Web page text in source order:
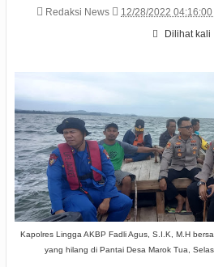
Redaksi News 12/28/2022 04:16:00
Dilihat kali
Kapolres Lingga AKBP Fadli Agus, S.I.K, M.H
yang hilang di Pantai Desa Marok Tua,